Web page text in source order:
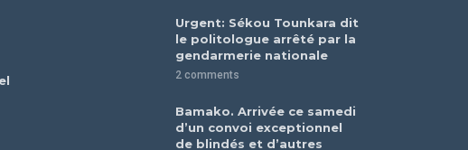
Urgent: Sékou Tounkara dit
le politologue arrêté par la
gendarmerie nationale
2 comments
Bamako. Arrivée ce samedi
d’un convoi exceptionnel
de blindés et d’autres